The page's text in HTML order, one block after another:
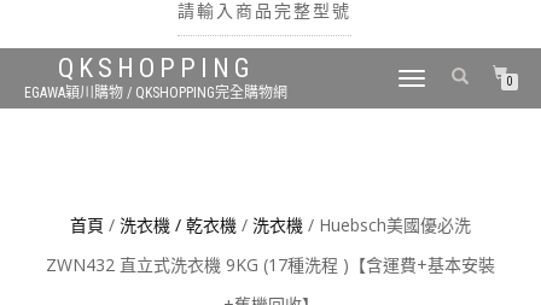
請輸入商品完整型號
QKSHOPPING
EGAWA穎川購物 / QKSHOPPING完全購物網
TOGGLE
0
首頁 / 洗衣機 / 乾衣機 / 洗衣機 / Huebsch美國優必洗
ZWN432 直立式洗衣機 9KG (17種洗程 )【含運費+基本安裝